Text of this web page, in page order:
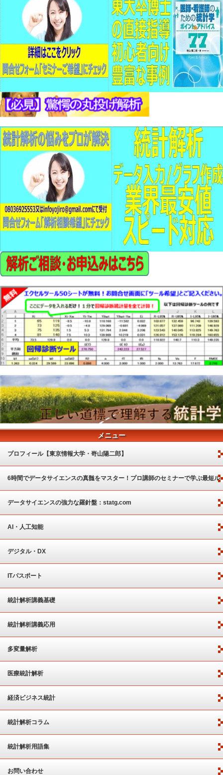
メニュー
プロフィール【東京情報大学・嵜山陽二郎】
6時間でデータサイエンスの真髄をマスター！プロ講師のセミナーで学ぶ最短ル
ート
データサイエンスの強力な羅針盤：statg.com
AI・人工知能
デジタル・DX
ITパスポート
統計解析講義基礎
統計解析講義応用
多変量解析
医療統計解析
経済ビジネス統計
統計解析コラム
統計解析用語集
お問い合わせ